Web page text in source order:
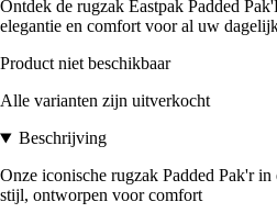
Ontdek de rugzak Eastpak Padded
elegantie en comfort voor al uw
Product niet beschikbaar
Alle varianten zijn uitverkocht
Beschrijving
Onze iconische rugzak Padded Pak'r
stijl, ontworpen voor comfort